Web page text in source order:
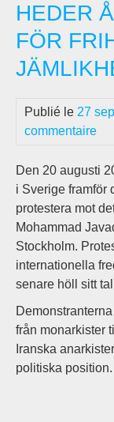
HEDER
FÖR
Publié le 27
commentaire
Den 20 augusti
i Sverige framför
protestera mot
Mohammad
Stockholm.
internationella
senare höll sitt
från monarkister
Iranska
politiska position.